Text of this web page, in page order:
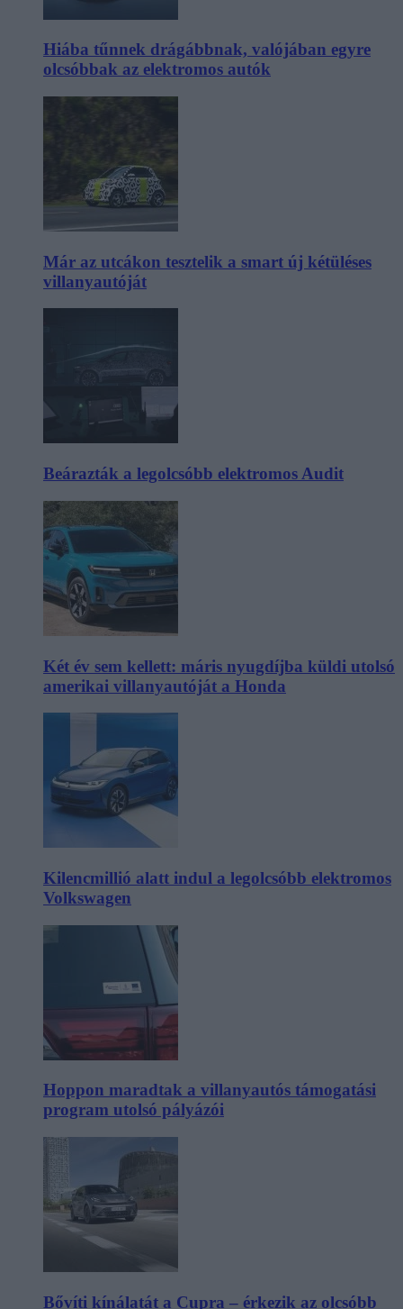
Hiába tűnnek drágábbnak, valójában egyre
olcsóbbak az elektromos autók
Már az utcákon tesztelik a smart új kétüléses
villanyautóját
Beárazták a legolcsóbb elektromos Audit
Két év sem kellett: máris nyugdíjba küldi utolsó
amerikai villanyautóját a Honda
Kilencmillió alatt indul a legolcsóbb elektromos
Volkswagen
Hoppon maradtak a villanyautós támogatási
program utolsó pályázói
Bővíti kínálatát a Cupra – érkezik az olcsóbb